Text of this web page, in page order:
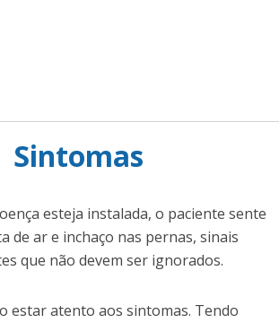
Sintomas
esteja instalada, o paciente sente
de ar e inchaço nas pernas, sinais
que não devem ser ignorados.
estar atento aos sintomas. Tendo